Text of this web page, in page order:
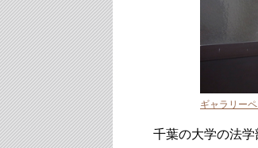
ギャラリー
千葉の大学の法学